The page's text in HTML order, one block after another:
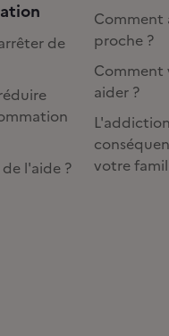
de
l'aide ?
Comment
proche ?
Comment
aider ?
votre